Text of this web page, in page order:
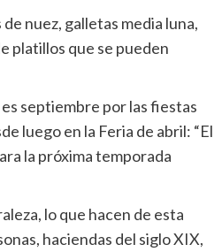
nuez, galletas media luna,
platillos que se pueden
septiembre por las fiestas
luego en la Feria de abril: “El
la próxima temporada
lo que hacen de esta
haciendas del siglo XIX,